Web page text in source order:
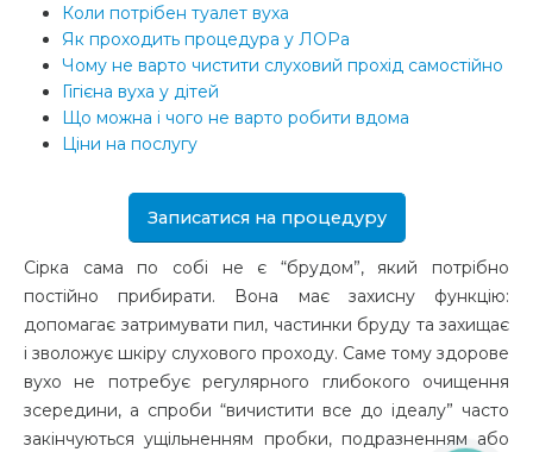
Коли потрібен туалет вуха
Як проходить процедура у ЛОРа
Чому не варто чистити слуховий прохід самостійно
Гігієна вуха у дітей
Що можна і чого не варто робити вдома
Ціни на послугу
Записатися на процедуру
Сірка сама по собі не є “брудом”, який потрібно
постійно прибирати. Вона має захисну функцію:
допомагає затримувати пил, частинки бруду та захищає
і зволожує шкіру слухового проходу. Саме тому здорове
вухо не потребує регулярного глибокого очищення
зсередини, а спроби “вичистити все до ідеалу” часто
закінчуються ущільненням пробки, подразненням або